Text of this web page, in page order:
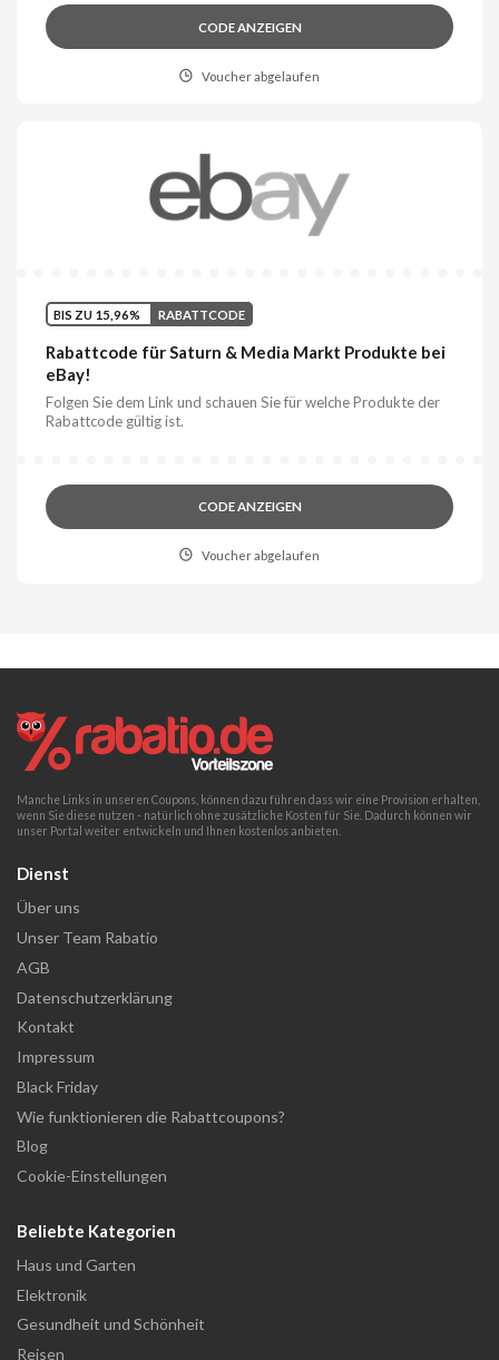
CODE ANZEIGEN
Voucher abgelaufen
BIS ZU 15,96% RABATTCODE
Rabattcode für Saturn & Media Markt Produkte bei
eBay!
Folgen Sie dem Link und schauen Sie für welche Produkte der
Rabattcode gültig ist.
CODE ANZEIGEN
Voucher abgelaufen
Manche Links in unseren Coupons, können dazu führen dass wir eine Provision erhalten,
wenn Sie diese nutzen - natürlich ohne zusätzliche Kosten für Sie. Dadurch können wir
unser Portal weiter entwickeln und Ihnen kostenlos anbieten.
Dienst
Über uns
Unser Team Rabatio
AGB
Datenschutzerklärung
Kontakt
Impressum
Black Friday
Wie funktionieren die Rabattcoupons?
Blog
Cookie-Einstellungen
Beliebte Kategorien
Haus und Garten
Elektronik
Gesundheit und Schönheit
Reisen